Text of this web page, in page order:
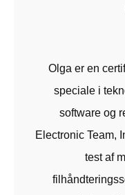
Olga er en
speciale i
software og
Electronic Team,
test af